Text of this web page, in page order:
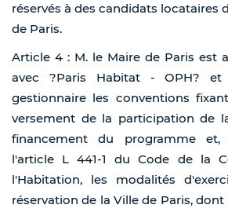
réservés à des candidats locataires
de Paris.
Article 4 : M. le Maire de Paris est
avec ?Paris Habitat - OPH? et
gestionnaire les conventions
versement de la participation de
financement du programme et,
l'article L 441-1 du Code de la
l'Habitation, les modalités
réservation de la Ville de Paris, dont